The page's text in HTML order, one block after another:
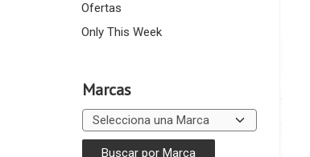
Ofertas
Only This Week
Marcas